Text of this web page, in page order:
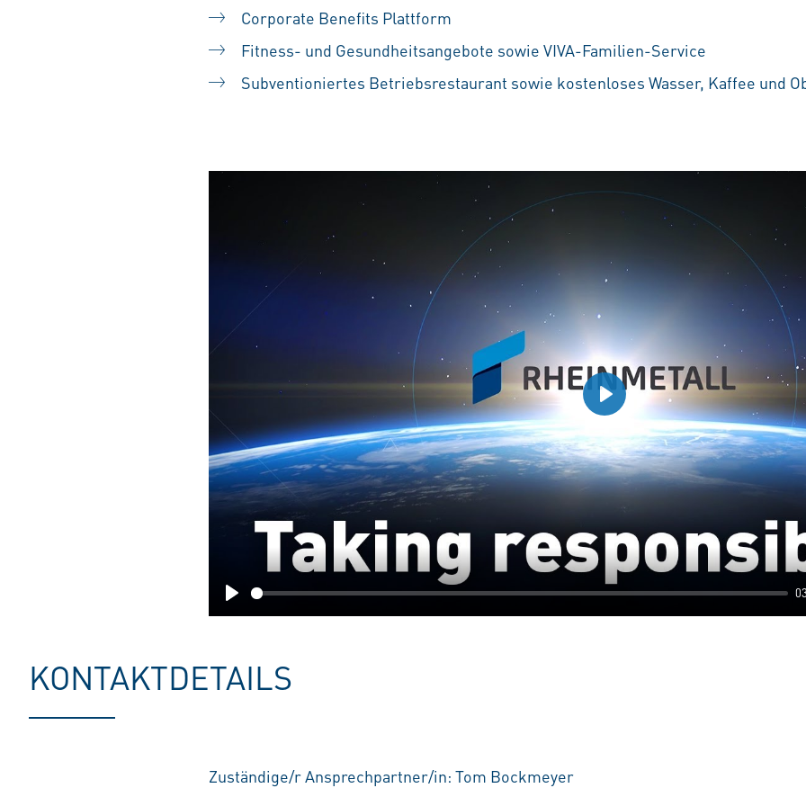
Corporate Benefits Plattform
Fitness- und Gesundheitsangebote sowie VIVA-Familien-Service
Subventioniertes Betriebsrestaurant sowie kostenloses Wasser, Kaffee und
Play
Play
KONTAKTDETAILS
Zuständige/r Ansprechpartner/in: Tom Bockmeyer